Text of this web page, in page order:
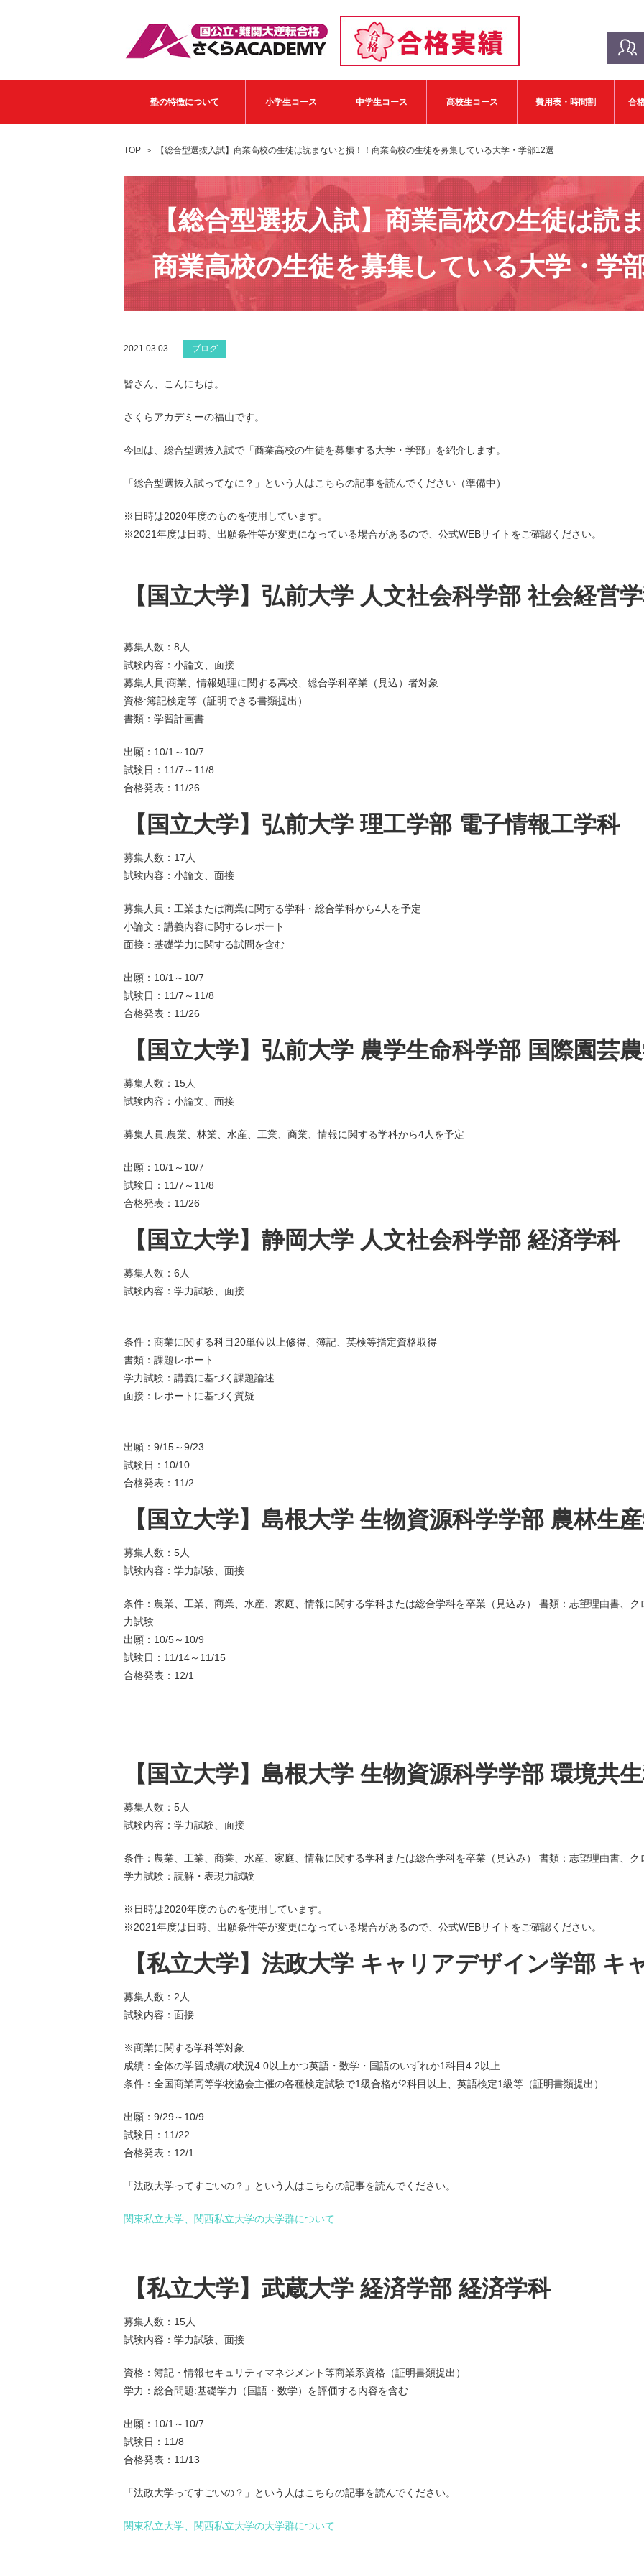
塾の特徴について 小学生コース 中学生コース 高校生コース 費用表・時間割 合
TOP 【総合型選抜入試】商業高校の生徒は読まないと損！！商業高校の生徒を募集している大学・学部12選
【総合型選抜入試】商業高校の生徒は読
商業高校の生徒を募集している大学・学
2021.03.03 ブログ
皆さん、こんにちは。
さくらアカデミーの福山です。
今回は、総合型選抜入試で「商業高校の生徒を募集する大学・学部」を紹介します。
「総合型選抜入試ってなに？」という人はこちらの記事を読んでください（準備中）
※日時は2020年度のものを使用しています。
※2021年度は日時、出願条件等が変更になっている場合があるので、公式WEBサイトをご確認ください。
【国立大学】弘前大学 人文社会科学部 社会経営
募集人数：8人
試験内容：小論文、面接
募集人員:商業、情報処理に関する高校、総合学科卒業（見込）者対象
資格:簿記検定等（証明できる書類提出）
書類：学習計画書
出願：10/1～10/7
試験日：11/7～11/8
合格発表：11/26
【国立大学】弘前大学 理工学部 電子情報工学科
募集人数：17人
試験内容：小論文、面接
募集人員：工業または商業に関する学科・総合学科から4人を予定
小論文：講義内容に関するレポート
面接：基礎学力に関する試問を含む
出願：10/1～10/7
試験日：11/7～11/8
合格発表：11/26
【国立大学】弘前大学 農学生命科学部 国際園芸
募集人数：15人
試験内容：小論文、面接
募集人員:農業、林業、水産、工業、商業、情報に関する学科から4人を予定
出願：10/1～10/7
試験日：11/7～11/8
合格発表：11/26
【国立大学】静岡大学 人文社会科学部 経済学科
募集人数：6人
試験内容：学力試験、面接
条件：商業に関する科目20単位以上修得、簿記、英検等指定資格取得
書類：課題レポート
学力試験：講義に基づく課題論述
面接：レポートに基づく質疑
出願：9/15～9/23
試験日：10/10
合格発表：11/2
【国立大学】島根大学 生物資源科学学部 農林生
募集人数：5人
試験内容：学力試験、面接
条件：農業、工業、商業、水産、家庭、情報に関する学科または総合学科を卒業（見込み） 書類：志望理由書、
力試験
出願：10/5～10/9
試験日：11/14～11/15
合格発表：12/1
【国立大学】島根大学 生物資源科学学部 環境共
募集人数：5人
試験内容：学力試験、面接
条件：農業、工業、商業、水産、家庭、情報に関する学科または総合学科を卒業（見込み） 書類：志望理由書、ク
学力試験：読解・表現力試験
※日時は2020年度のものを使用しています。
※2021年度は日時、出願条件等が変更になっている場合があるので、公式WEBサイトをご確認ください。
【私立大学】法政大学 キャリアデザイン学部 キ
募集人数：2人
試験内容：面接
※商業に関する学科等対象
成績：全体の学習成績の状況4.0以上かつ英語・数学・国語のいずれか1科目4.2以上
条件：全国商業高等学校協会主催の各種検定試験で1級合格が2科目以上、英語検定1級等（証明書類提出）
出願：9/29～10/9
試験日：11/22
合格発表：12/1
「法政大学ってすごいの？」という人はこちらの記事を読んでください。
関東私立大学、関西私立大学の大学群について
【私立大学】武蔵大学 経済学部 経済学科
募集人数：15人
試験内容：学力試験、面接
資格：簿記・情報セキュリティマネジメント等商業系資格（証明書類提出）
学力：総合問題:基礎学力（国語・数学）を評価する内容を含む
出願：10/1～10/7
試験日：11/8
合格発表：11/13
「法政大学ってすごいの？」という人はこちらの記事を読んでください。
関東私立大学、関西私立大学の大学群について